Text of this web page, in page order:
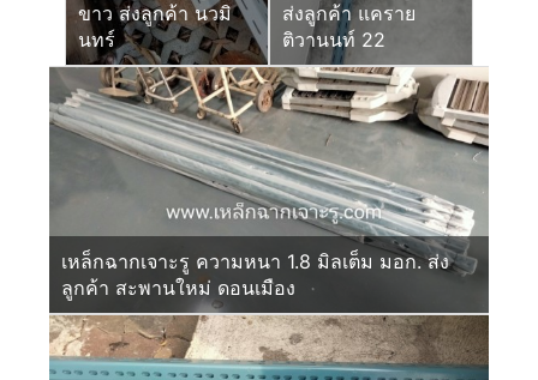
ขาว ส่งลูกค้า นวมิ
นทร์
ส่งลูกค้า แคราย
ติวานนท์ 22
เหล็กฉากเจาะรู ความหนา 1.8 มิลเต็ม มอก. ส่ง
ลูกค้า สะพานใหม่ ดอนเมือง